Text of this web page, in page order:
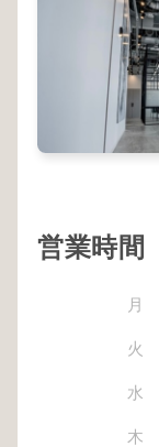
営業時間
月
火
水
木